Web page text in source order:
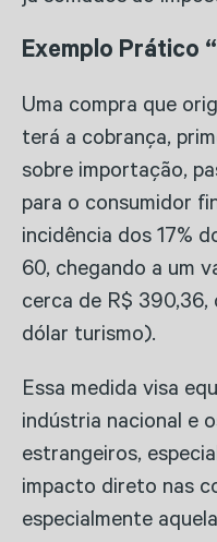
Exemplo Prático
Uma compra que
terá a cobrança,
sobre importação,
para o consumidor
incidência dos 17%
60, chegando a um
cerca de R$
dólar turismo).
Essa medida visa
indústria nacional e
estrangeiros,
impacto direto nas
especialmente